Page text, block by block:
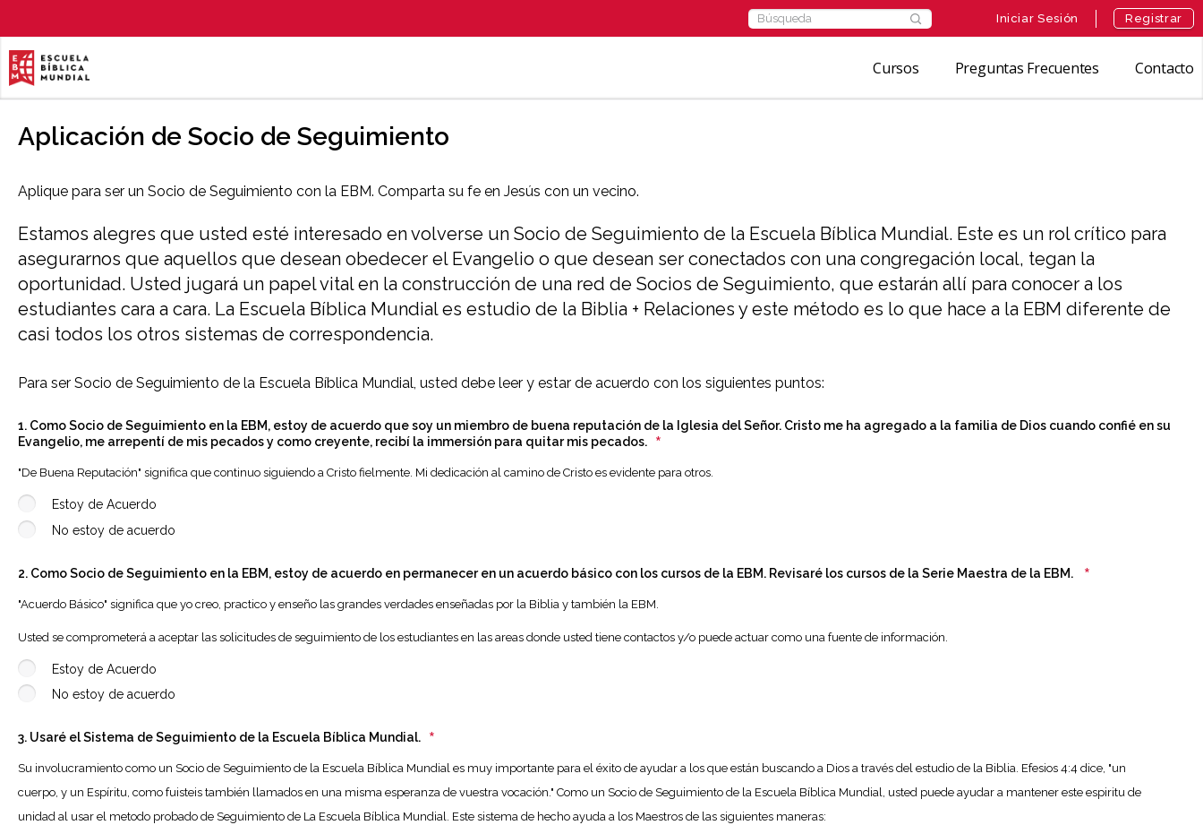
Search
for:
Iniciar Sesión Registrar
Cursos Preguntas Frecuentes Contacto
Aplicación de Socio de Seguimiento
Aplique para ser un Socio de Seguimiento con la EBM. Comparta su fe en Jesús con un vecino.
Estamos alegres que usted esté interesado en volverse un Socio de Seguimiento de la Escuela Bíblica Mundial. Este es un rol crítico para
asegurarnos que aquellos que desean obedecer el Evangelio o que desean ser conectados con una congregación local, tegan la
oportunidad. Usted jugará un papel vital en la construcción de una red de Socios de Seguimiento, que estarán allí para conocer a los
estudiantes cara a cara. La Escuela Bíblica Mundial es estudio de la Biblia + Relaciones y este método es lo que hace a la EBM diferente de
casi todos los otros sistemas de correspondencia.
Para ser Socio de Seguimiento de la Escuela Bíblica Mundial, usted debe leer y estar de acuerdo con los siguientes puntos:
1. Como Socio de Seguimiento en la EBM, estoy de acuerdo que soy un miembro de buena reputación de la Iglesia del Señor. Cristo me ha agregado a la familia de Dios cuando confié en su
Evangelio, me arrepentí de mis pecados y como creyente, recibí la immersión para quitar mis pecados.
*
"De Buena Reputación" significa que continuo siguiendo a Cristo fielmente. Mi dedicación al camino de Cristo es evidente para otros.
Estoy de Acuerdo
No estoy de acuerdo
2. Como Socio de Seguimiento en la EBM, estoy de acuerdo en permanecer en un acuerdo básico con los cursos de la EBM. Revisaré los cursos de la Serie Maestra de la EBM. *
"Acuerdo Básico" significa que yo creo, practico y enseño las grandes verdades enseñadas por la Biblia y también la EBM.
Usted se comprometerá a aceptar las solicitudes de seguimiento de los estudiantes en las areas donde usted tiene contactos y/o puede actuar como una fuente de información.
Estoy de Acuerdo
No estoy de acuerdo
3. Usaré el Sistema de Seguimiento de la Escuela Bíblica Mundial. *
Su involucramiento como un Socio de Seguimiento de la Escuela Bíblica Mundial es muy importante para el éxito de ayudar a los que están buscando a Dios a través del estudio de la Biblia. Efesios 4:4 dice, "un
cuerpo, y un Espíritu, como fuisteis también llamados en una misma esperanza de vuestra vocación." Como un Socio de Seguimiento de la Escuela Bíblica Mundial, usted puede ayudar a mantener este espiritu de
unidad al usar el metodo probado de Seguimiento de La Escuela Bíblica Mundial. Este sistema de hecho ayuda a los Maestros de las siguientes maneras: